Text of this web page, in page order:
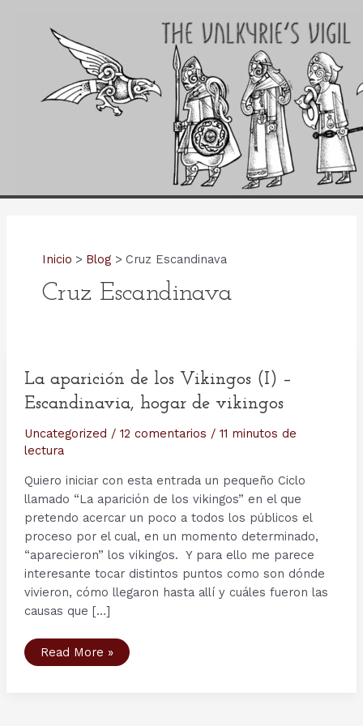
Inicio Blog Cruz Escandinava
Cruz Escandinava
La aparición de los Vikingos (I) –
Escandinavia, hogar de vikingos
Uncategorized / 12 comentarios / 11 minutos de
lectura
Quiero iniciar con esta entrada un pequeño Ciclo
llamado “La aparición de los vikingos” en el que
pretendo acercar un poco a todos los públicos el
proceso por el cual, en un momento determinado,
“aparecieron” los vikingos. Y para ello me parece
interesante tocar distintos puntos como son dónde
vivieron, cómo llegaron hasta allí y cuáles fueron las
causas que […]
La
aparición
Read More »